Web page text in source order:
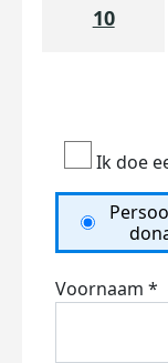
10
Ik doe
Voornaam *